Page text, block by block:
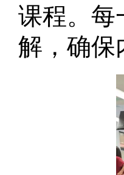
课程。每
解，确保